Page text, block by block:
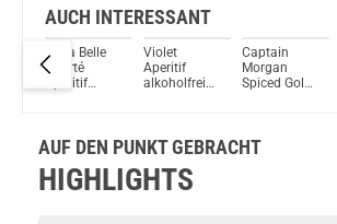
Giffard Kiwi Sirup 1,0L
Du willst Kröten sparen?
Schau mal hier!
Vozol Whiz 40 Watt 4ml 1200mAh Pod System Kit
AUCH INTERESSANT
Lav'a Belle
Liberté
Aperitif
Violet
Aperitif
alkoholfrei
Captain
Morgan
Spiced Gold
AUF DEN PUNKT GEBRACHT
HIGHLIGHTS